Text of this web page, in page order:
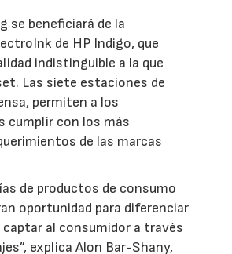
se beneficiará de la
de HP Indigo, que
indistinguible a la que
Las siete estaciones de
permiten a los
cumplir con los más
de las marcas
de productos de consumo
oportunidad para diferenciar
captar al consumidor a través
explica Alon Bar-Shany,